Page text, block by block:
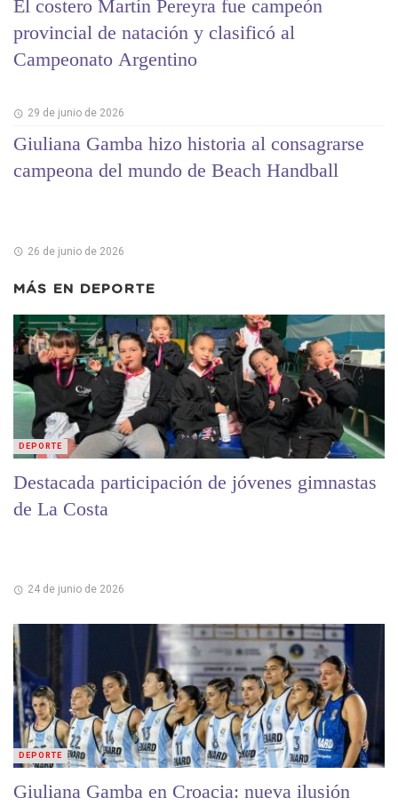
El costero Martín Pereyra fue campeón
provincial de natación y clasificó al
Campeonato Argentino
29 de junio de 2026
Giuliana Gamba hizo historia al consagrarse
campeona del mundo de Beach Handball
26 de junio de 2026
MÁS EN DEPORTE
Destacada participación de jóvenes gimnastas
de La Costa
24 de junio de 2026
DEPORTE
Giuliana Gamba en Croacia: nueva ilusión
DEPORTE